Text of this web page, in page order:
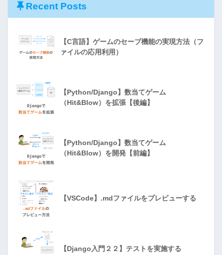
Recent Posts
【C言語】ゲームのセーブ機能の実現方法（フ
ァイルの応用利用）
【Python/Django】数当てゲーム
（Hit&Blow）を拡張【後編】
【Python/Django】数当てゲーム
（Hit&Blow）を開発【前編】
【VSCode】.mdファイルをプレビューする
【Django入門２２】テストを実施する